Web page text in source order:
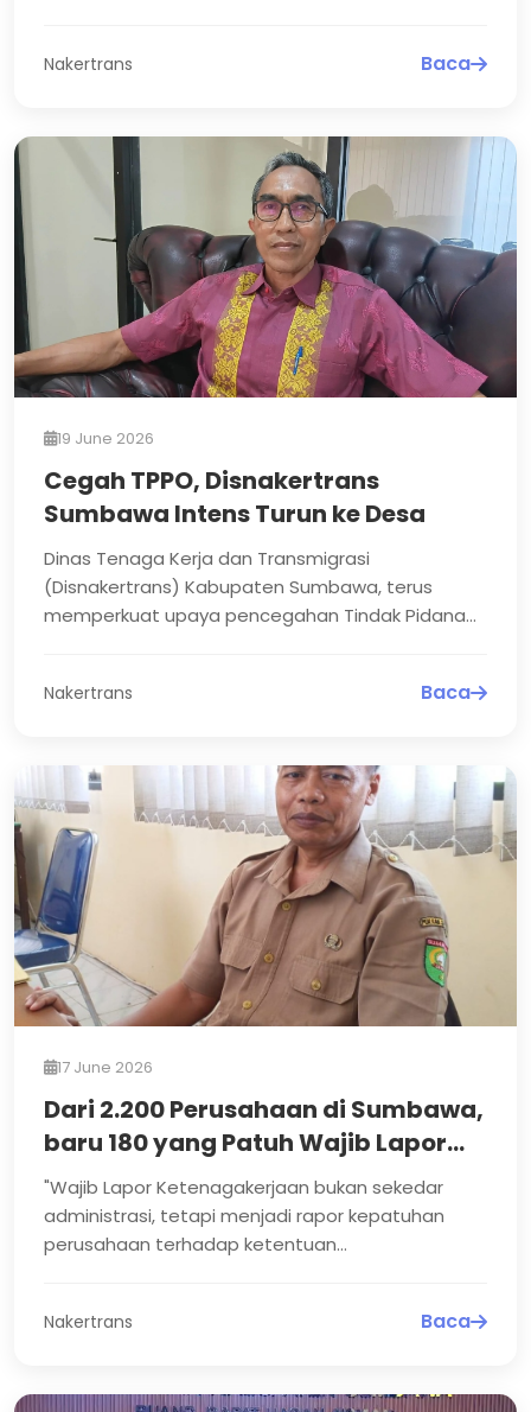
Nakertrans Baca
19 June 2026
Cegah TPPO, Disnakertrans
Sumbawa Intens Turun ke Desa
Dinas Tenaga Kerja dan Transmigrasi
(Disnakertrans) Kabupaten Sumbawa, terus
memperkuat upaya pencegahan Tindak Pidana
Nakertrans Baca
17 June 2026
Dari 2.200 Perusahaan di Sumbawa,
baru 180 yang Patuh Wajib Lapor
Ketenagakerjaan
"Wajib Lapor Ketenagakerjaan bukan sekedar
administrasi, tetapi menjadi rapor kepatuhan
perusahaan terhadap ketentuan
Nakertrans Baca